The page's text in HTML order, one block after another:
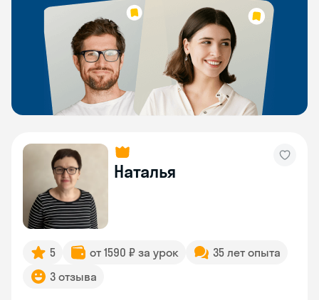
Наталья
5 от 1590 ₽ за урок
35 лет опыта
3 отзыва